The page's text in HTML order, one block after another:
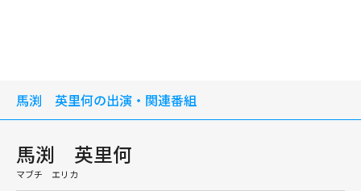
馬渕 英里何の出演・関連番組
馬渕 英里何
マブチ エリカ